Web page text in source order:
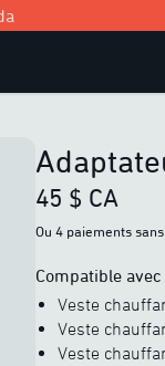
45 $ CA
Ou 4 paiements
Compatible avec
Veste
Veste
Veste